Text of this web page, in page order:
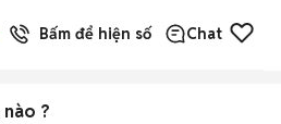
Bấm để hiện số Chat
nào ?